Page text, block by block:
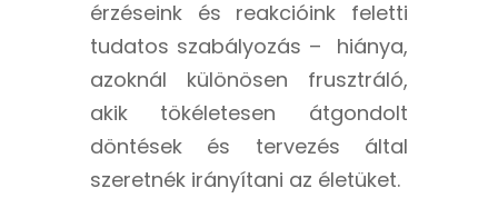
érzéseink és reakcióink feletti
tudatos szabályozás – hiánya,
azoknál különösen frusztráló,
akik tökéletesen átgondolt
döntések és tervezés által
szeretnék irányítani az életüket.